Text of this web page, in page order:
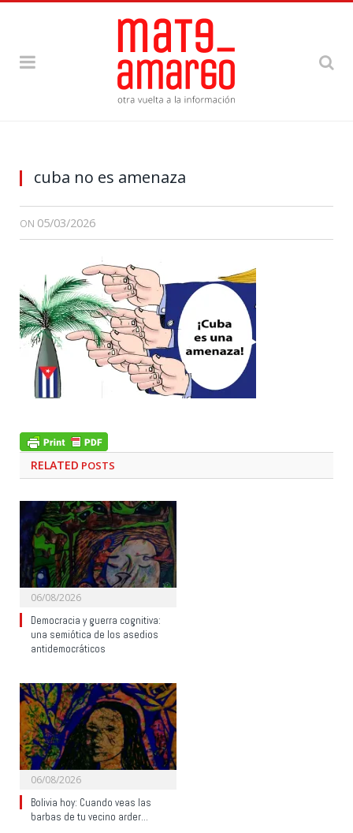
cuba no es amenaza
ON 05/03/2026
RELATED POSTS
06/08/2026
Democracia y guerra cognitiva:
una semiótica de los asedios
antidemocráticos
06/08/2026
Bolivia hoy: Cuando veas las
barbas de tu vecino arder…